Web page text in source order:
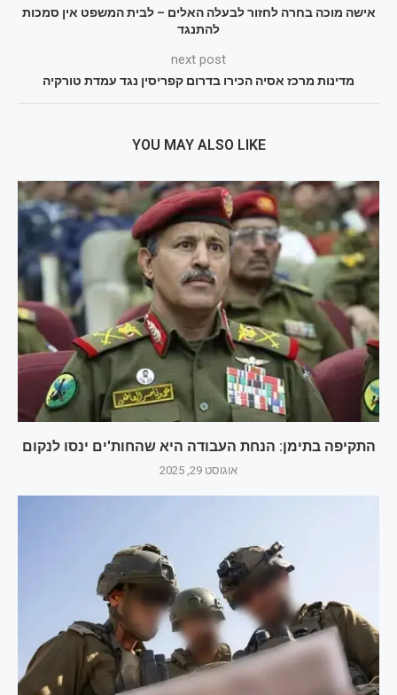
אישה מוכה בחרה לחזור לבעלה האלים – לבית המשפט אין סמכות
להתנגד
next post
מדינות מרכז אסיה הכירו בדרום קפריסין נגד עמדת טורקיה
YOU MAY ALSO LIKE
התקיפה בתימן: הנחת העבודה היא שהחות'ים ינסו לנקום
אוגוסט 29, 2025